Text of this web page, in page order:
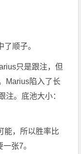
顺子。
只是跟注，但
Marius陷入了长
注。底池大小：
能，所以胜率比
张7。